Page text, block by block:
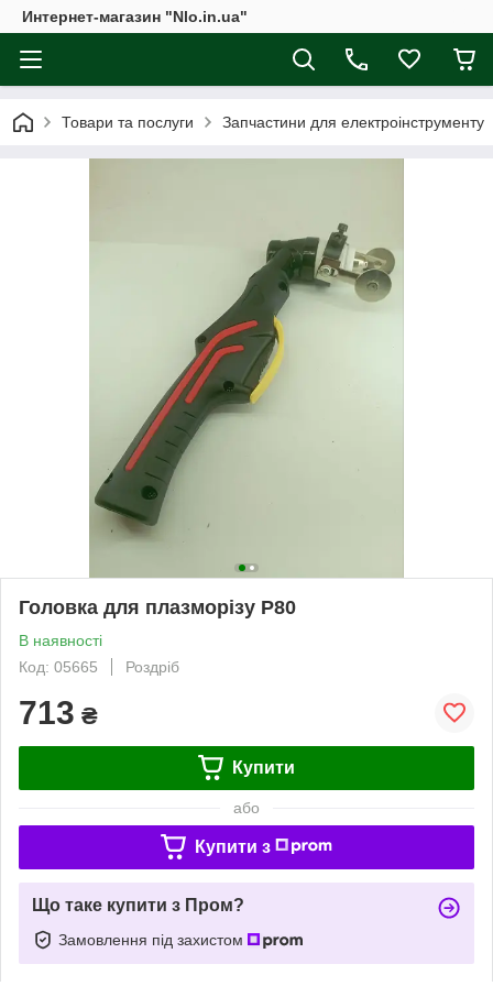
Интернет-магазин "Nlo.in.ua"
Товари та послуги Запчастини для електроінструменту
Головка для плазморізу P80
В наявності
Код: 05665
Роздріб
713 ₴
Купити
або
Купити з
Що таке купити з Пром?
Замовлення під захистом